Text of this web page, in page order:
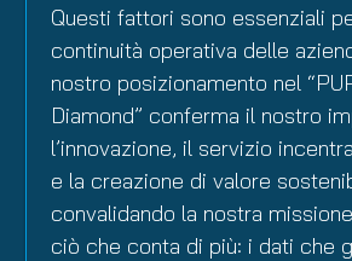
Questi fattori sono essenziali
continuità operativa delle
nostro posizionamento nel
Diamond” conferma il nostro
l’innovazione, il servizio
e la creazione di valore
convalidando la nostra
ciò che conta di più: i dati che